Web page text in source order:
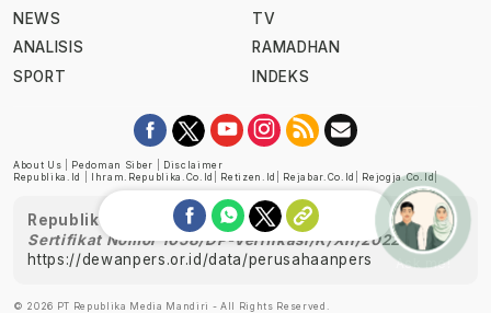
NEWS
ANALISIS
SPORT
TV
RAMADHAN
INDEKS
About Us Pedoman Siber
Disclaimer
Republika.id
Ihram.republika.co.id Retizen.id Rejabar.co.id Rejogja.co.id |
Republika telah diverifikasi oleh Dewan Pers
Sertifikat Nomor 1058/DP-Verifikasi/K/XII/2022
https://dewanpers.or.id/data/perusahaanpers
© 2026 PT Republika Media Mandiri - All Rights Reserved.
Ask me!